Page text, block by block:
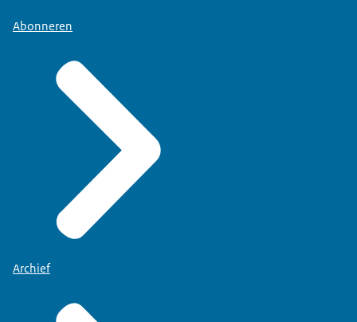
Abonneren
Archief